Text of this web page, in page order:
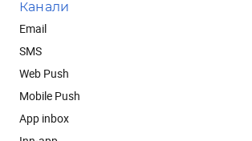
Канали
Email
SMS
Web Push
Mobile Push
App inbox